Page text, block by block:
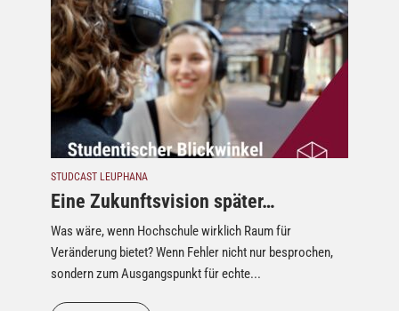
STUDCAST LEUPHANA
Eine Zukunftsvision später…
Was wäre, wenn Hochschule wirklich Raum für
Veränderung bietet? Wenn Fehler nicht nur besprochen,
sondern zum Ausgangspunkt für echte...